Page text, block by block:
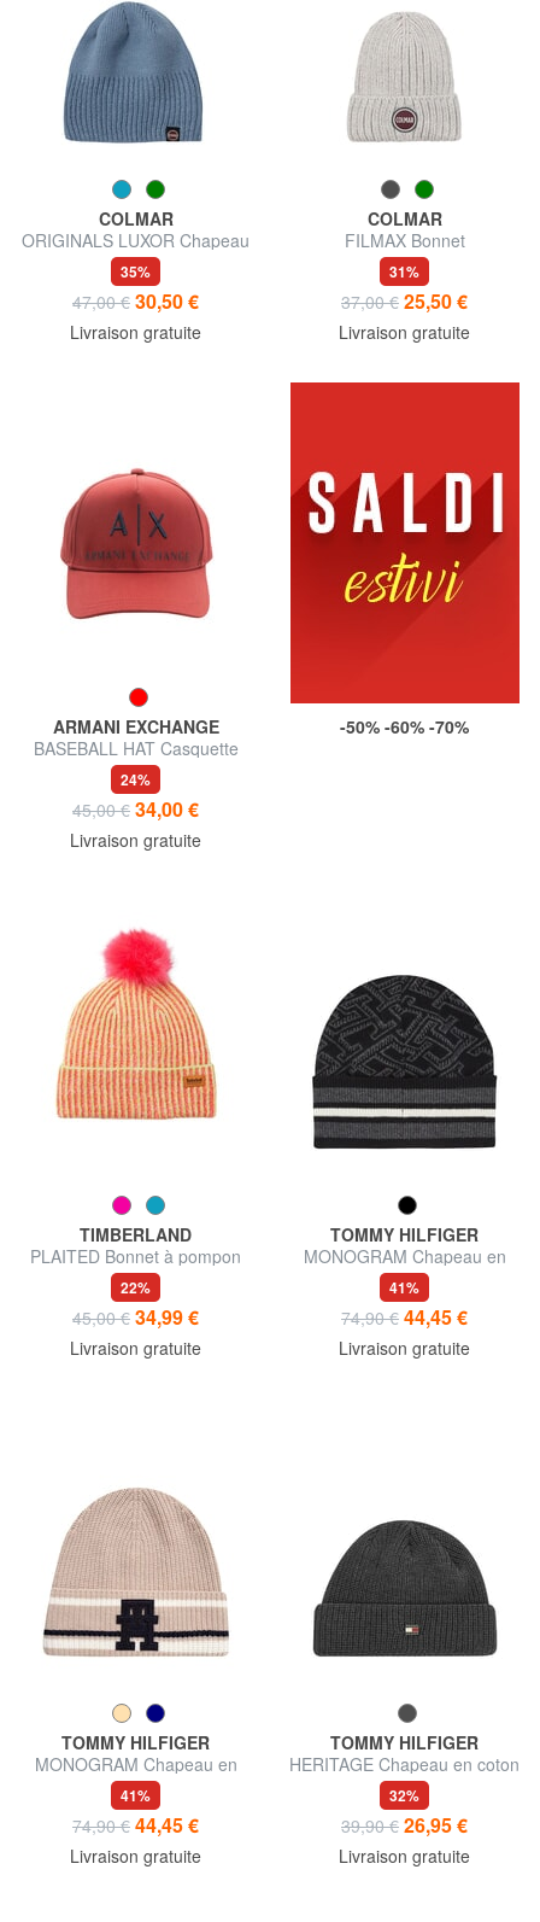
COLMAR
ORIGINALS LUXOR Chapeau
35%
47,00 € 30,50 €
Livraison gratuite
COLMAR
FILMAX Bonnet
31%
37,00 € 25,50 €
Livraison gratuite
ARMANI EXCHANGE
BASEBALL HAT Casquette
avec logo brodé
24%
45,00 € 34,00 €
Livraison gratuite
-50% -60% -70%
TIMBERLAND
PLAITED Bonnet à pompon
22%
45,00 € 34,99 €
Livraison gratuite
TOMMY HILFIGER
MONOGRAM Chapeau en
laine
41%
74,90 € 44,45 €
Livraison gratuite
TOMMY HILFIGER
MONOGRAM Chapeau en
laine et cachemire mélangés
41%
74,90 € 44,45 €
Livraison gratuite
TOMMY HILFIGER
HERITAGE Chapeau en coton
32%
39,90 € 26,95 €
Livraison gratuite